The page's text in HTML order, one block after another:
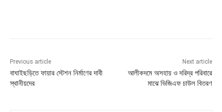
Previous article
বাঘাইছড়িতে ফায়ার স্টেশন নির্মাণের দাবী
স্থানীয়দের
Next article
আলীকদমে অসহায় ও দরিদ্র পরিবারে
মাঝে ভিজিএফ চাউল বিতরণ